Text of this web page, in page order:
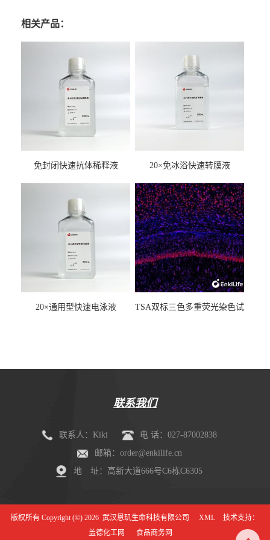
相关产品：
免封闭快速抗体稀释液 20×免冰浴快速转膜液
20×通用型快速电泳液
TSA双标三色多重荧光染色试
联系我们
联系人：Kiki
电 话：027-87002838
邮箱：order@enkilife.cn
地 址：高新大道666号C6栋C6305
版权所有 Copyright (©) 2026 武汉恩玑生命科技有限公司 XML
技术支持：
盖德化工网
食品商务网